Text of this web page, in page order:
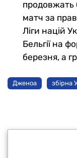
продовжать
матч за
Ліги націй
Бельгії на
березня, а
Дженоа збірна